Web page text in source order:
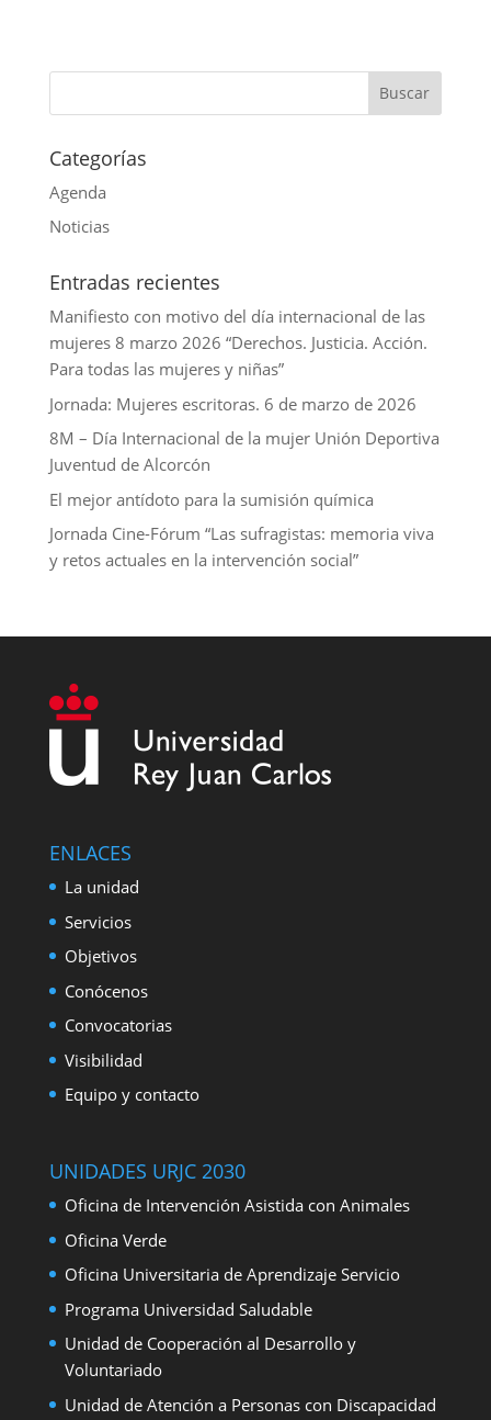
p
o
k
e
r
e
d
I
n
i
lCategorías
Agenda
Noticias
Entradas recientes
Manifiesto con motivo del día internacional de las
mujeres 8 marzo 2026 “Derechos. Justicia. Acción.
Para todas las mujeres y niñas”
Jornada: Mujeres escritoras. 6 de marzo de 2026
8M – Día Internacional de la mujer Unión Deportiva
Juventud de Alcorcón
El mejor antídoto para la sumisión química
Jornada Cine-Fórum “Las sufragistas: memoria viva
y retos actuales en la intervención social”
ENLACES
La unidad
Servicios
Objetivos
Conócenos
Convocatorias
Visibilidad
Equipo y contacto
UNIDADES URJC 2030
Oficina de Intervención Asistida con Animales
Oficina Verde
Oficina Universitaria de Aprendizaje Servicio
Programa Universidad Saludable
Unidad de Cooperación al Desarrollo y
Voluntariado
Unidad de Atención a Personas con Discapacidad